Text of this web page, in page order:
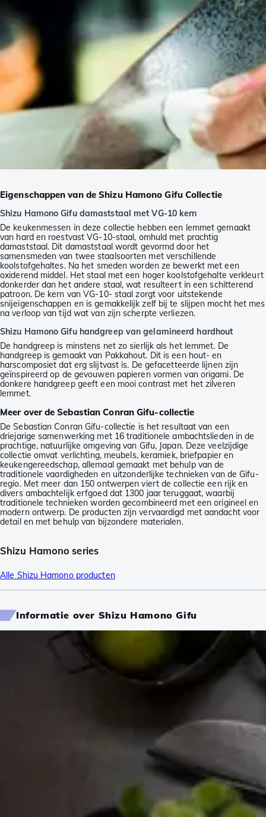
Eigenschappen van de Shizu Hamono Gifu Collectie
Shizu Hamono Gifu damaststaal met VG-10 kern
De keukenmessen in deze collectie hebben een lemmet gemaakt
van hard en roestvast VG-10-staal, omhuld met prachtig
damaststaal. Dit damaststaal wordt gevormd door het
samensmeden van twee staalsoorten met verschillende
koolstofgehaltes. Na het smeden worden ze bewerkt met een
oxiderend middel. Het staal met een hoger koolstofgehalte verkleurt
donkerder dan het andere staal, wat resulteert in een schitterend
patroon. De kern van VG-10- staal zorgt voor uitstekende
snijeigenschappen en is gemakkelijk zelf bij te slijpen mocht het mes
na verloop van tijd wat van zijn scherpte verliezen.
Shizu Hamono Gifu handgreep van gelamineerd hardhout
De handgreep is minstens net zo sierlijk als het lemmet. De
handgreep is gemaakt van Pakkahout. Dit is een hout- en
harscomposiet dat erg slijtvast is. De gefacetteerde lijnen zijn
geïnspireerd op de gevouwen papieren vormen van origami. De
donkere handgreep geeft een mooi contrast met het zilveren
lemmet.
Meer over de Sebastian Conran Gifu-collectie
De Sebastian Conran Gifu-collectie is het resultaat van een
driejarige samenwerking met 16 traditionele ambachtslieden in de
prachtige, natuurlijke omgeving van Gifu, Japan. Deze veelzijdige
collectie omvat verlichting, meubels, keramiek, briefpapier en
keukengereedschap, allemaal gemaakt met behulp van de
traditionele vaardigheden en uitzonderlijke technieken van de Gifu-
regio. Met meer dan 150 ontwerpen viert de collectie een rijk en
divers ambachtelijk erfgoed dat 1300 jaar teruggaat, waarbij
traditionele technieken worden gecombineerd met een origineel en
modern ontwerp. De producten zijn vervaardigd met aandacht voor
detail en met behulp van bijzondere materialen.
Shizu Hamono series
Alle Shizu Hamono producten
Informatie over Shizu Hamono Gifu